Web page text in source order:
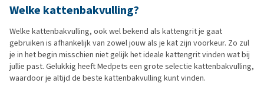
Welke kattenbakvulling?
Welke kattenbakvulling, ook wel bekend als kattengrit je gaat
gebruiken is afhankelijk van zowel jouw als je kat zijn voorkeur. Zo zul
je in het begin misschien niet gelijk het ideale kattengrit vinden wat bij
jullie past. Gelukkig heeft Medpets een grote selectie kattenbakvulling,
waardoor je altijd de beste kattenbakvulling kunt vinden.